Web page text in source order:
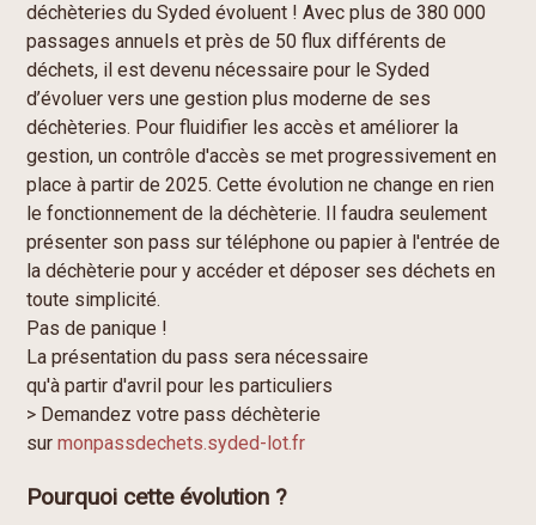
déchèteries du Syded évoluent ! Avec plus de 380 000
passages annuels et près de 50 flux différents de
déchets, il est devenu nécessaire pour le Syded
d’évoluer vers une gestion plus moderne de ses
déchèteries. Pour fluidifier les accès et améliorer la
gestion, un contrôle d'accès se met progressivement en
place à partir de 2025. Cette évolution ne change en rien
le fonctionnement de la déchèterie. Il faudra seulement
présenter son pass sur téléphone ou papier à l'entrée de
la déchèterie pour y accéder et déposer ses déchets en
toute simplicité.
Pas de panique !
La présentation du pass sera nécessaire
qu'à partir d'avril pour les particuliers
> Demandez votre pass déchèterie
surmonpassdechets.syded-lot.fr
Pourquoi cette évolution ?